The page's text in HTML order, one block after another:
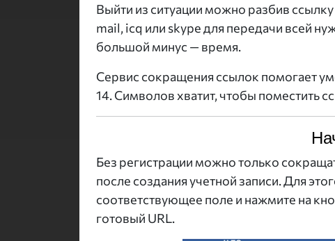
Выйти из ситуации можно разбив
mail, icq или skype для передачи всей
большой минус — время.
Сервис сокращения ссылок помогает
14. Символов хватит, чтобы поместить
Без регистрации можно только
после создания учетной записи. Для
соответствующее поле и нажмите на
готовый URL.